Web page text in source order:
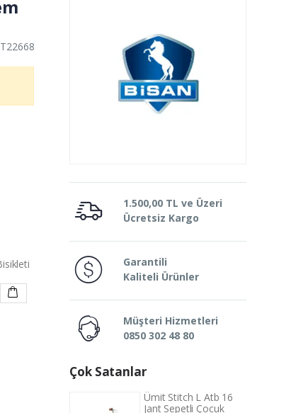
1.500,00 TL ve Üzeri
Ücretsiz Kargo
Garantili
Kaliteli Ürünler
Müşteri Hizmetleri
0850 302 48 80
Çok Satanlar
Ümit Stitch L Atb 16
Jant Sepetli Çocuk